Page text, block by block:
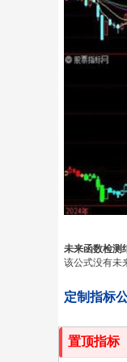
未来函数检测
该公式没有未
定制指标
置顶指标